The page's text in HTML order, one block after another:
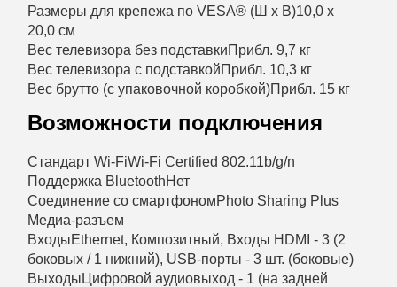
Размеры для крепежа по VESA® (Ш x В)10,0 x
20,0 см
Вес телевизора без подставкиПрибл. 9,7 кг
Вес телевизора с подставкойПрибл. 10,3 кг
Вес брутто (с упаковочной коробкой)Прибл. 15 кг
Возможности подключения
Стандарт Wi-FiWi-Fi Certified 802.11b/g/n
Поддержка BluetoothНет
Соединение со смартфономPhoto Sharing Plus
Медиа-разъем
ВходыEthernet, Композитный, Входы HDMI - 3 (2
боковых / 1 нижний), USB-порты - 3 шт. (боковые)
Выходы Цифровой аудиовыход - 1 (на задней